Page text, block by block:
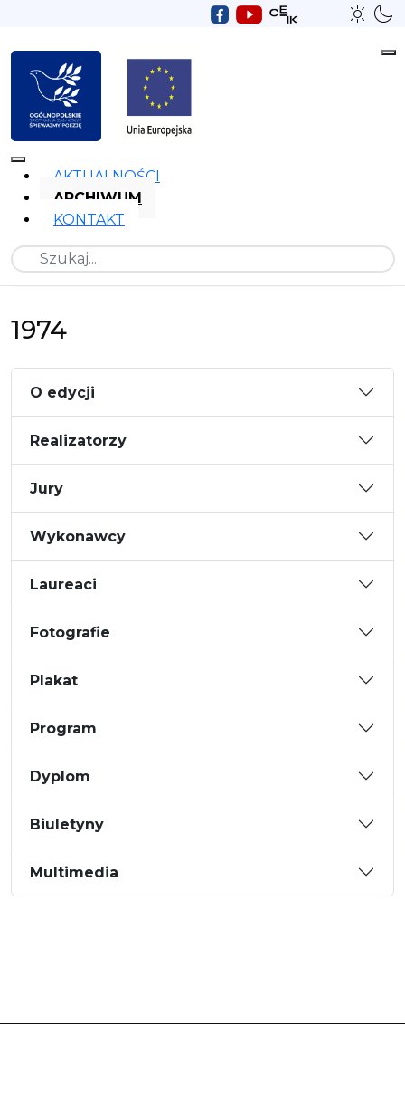
AKTUALNOŚCI
ARCHIWUM
KONTAKT
Szukaj
1974
O edycji
Realizatorzy
Jury
Wykonawcy
Laureaci
Fotografie
Plakat
Program
Dyplom
Biuletyny
Multimedia